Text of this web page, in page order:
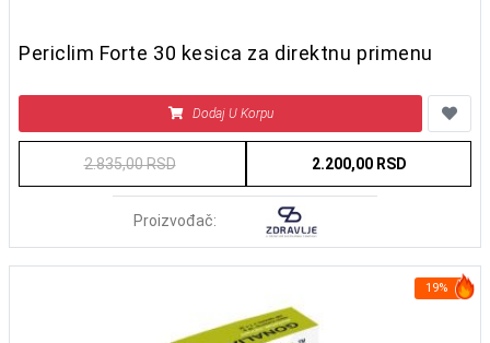
Periclim Forte 30 kesica za direktnu primenu
Dodaj U Korpu
2.835,00 RSD 2.200,00 RSD
Proizvođač:
19%